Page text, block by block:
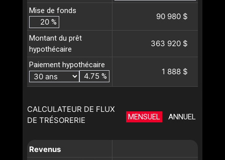
Mise de fonds
%
90 980 $
Montant du prêt
hypothécaire
363 920 $
Paiement hypothécaire
%
1 888 $
CALCULATEUR DE FLUX
DE TRÉSORERIE
MENSUEL ANNUEL
Revenus